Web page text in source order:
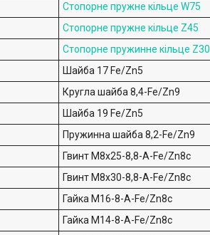
Стопорне пружне кільце W75
Стопорне пружне кільце Z45
Стопорне пружинне кільце Z30
Шайба 17 Fe/Zn5
Кругла шайба 8,4-Fe/Zn9
Шайба 19 Fe/Zn5
Пружинна шайба 8,2-Fe/Zn9
Гвинт M8x25-8,8-A-Fe/Zn8c
Гвинт M8x30-8,8-A-Fe/Zn8c
Гайка M16-8-A-Fe/Zn8c
Гайка M14-8-A-Fe/Zn8c